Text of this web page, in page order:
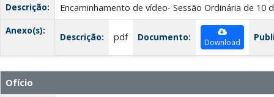
Descrição:
Encaminhamento de vídeo- Sessão Ordinária de 10
Anexo(s):
Descrição: pdf Documento: Download
Ofício